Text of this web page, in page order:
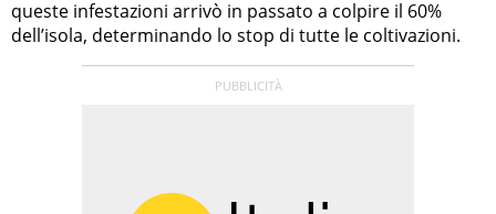
queste infestazioni arrivò in passato a colpire il 60%
dell’isola, determinando lo stop di tutte le coltivazioni.